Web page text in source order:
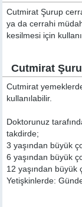
Cutmirat Şurup
ya da cerrahi
kesilmesi için
Cutmirat
Cutmirat
kullanılabilir.
Doktorunuz
takdirde;
3 yaşından büyük
6 yaşından büyük
12 yaşından
Yetişkinlerde: